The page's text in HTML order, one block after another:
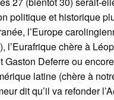
politique et historique
l’Europe
l’Eurafrique chère à
Gaston Deferre ou
latine (chère à
dit qu’il va refonder